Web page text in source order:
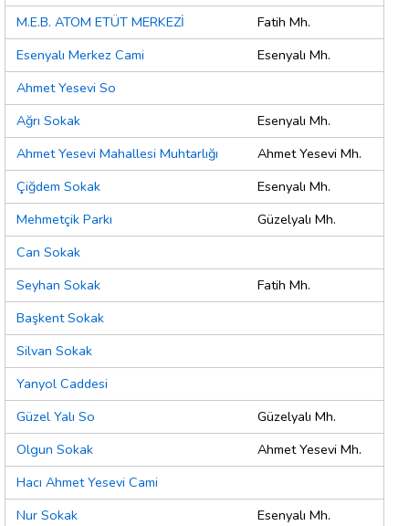
M.E.B. ATOM ETÜT MERKEZİ
Fatih Mh.
Esenyalı Merkez Cami
Esenyalı Mh.
Ahmet Yesevi So
Ağrı Sokak
Esenyalı Mh.
Ahmet Yesevi Mahallesi Muhtarlığı
Ahmet Yesevi Mh.
Çiğdem Sokak
Esenyalı Mh.
Mehmetçik Parkı
Güzelyalı Mh.
Can Sokak
Seyhan Sokak
Fatih Mh.
Başkent Sokak
Silvan Sokak
Yanyol Caddesi
Güzel Yalı So
Güzelyalı Mh.
Olgun Sokak
Ahmet Yesevi Mh.
Hacı Ahmet Yesevi Cami
Nur Sokak
Esenyalı Mh.